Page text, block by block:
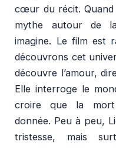
cœur du récit.
mythe autour de
imagine. Le film est
découvrons cet
découvre l’amour,
Elle interroge le
croire que la mort
donnée. Peu à peu,
tristesse, mais